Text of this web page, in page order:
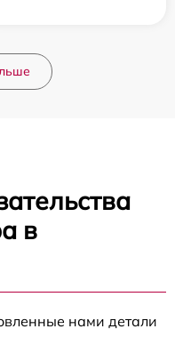
в
нами детали